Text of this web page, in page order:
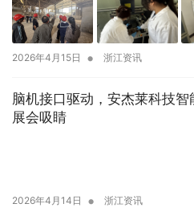
2026年4月15日 • 浙江资讯
脑机接口驱动，安杰莱科技
展会吸睛
2026年4月14日 • 浙江资讯